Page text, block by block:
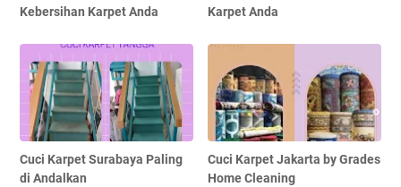
Kebersihan Karpet Anda
Karpet Anda
Cuci Karpet Surabaya Paling
di Andalkan
Cuci Karpet Jakarta by Grades
Home Cleaning